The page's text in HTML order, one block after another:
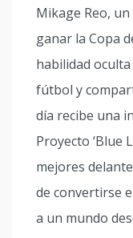
Mikage Reo,
ganar la Copa
habilidad
fútbol y
día recibe una
Proyecto ‘Blue
mejores
de convertirse
a un mundo